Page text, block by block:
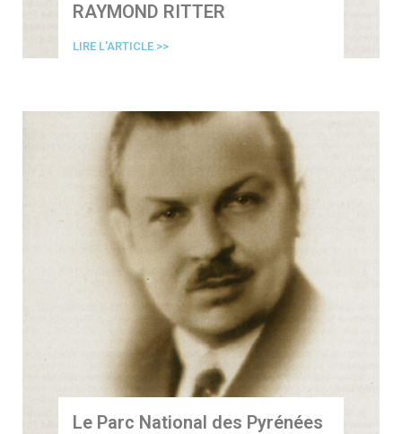
RAYMOND RITTER
LIRE L'ARTICLE >>
Le Parc National des Pyrénées